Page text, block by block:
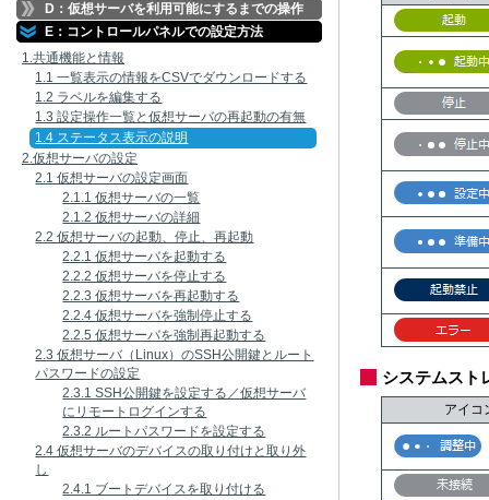
D：仮想サーバを利用可能にするまでの操作
E：コントロールパネルでの設定方法
1.共通機能と情報
1.1 一覧表示の情報をCSVでダウンロードする
1.2 ラベルを編集する
1.3 設定操作一覧と仮想サーバの再起動の有無
1.4 ステータス表示の説明
2.仮想サーバの設定
2.1 仮想サーバの設定画面
2.1.1 仮想サーバの一覧
2.1.2 仮想サーバの詳細
2.2 仮想サーバの起動、停止、再起動
2.2.1 仮想サーバを起動する
2.2.2 仮想サーバを停止する
2.2.3 仮想サーバを再起動する
2.2.4 仮想サーバを強制停止する
2.2.5 仮想サーバを強制再起動する
2.3 仮想サーバ（Linux）のSSH公開鍵とルート
パスワードの設定
2.3.1 SSH公開鍵を設定する／仮想サーバ
にリモートログインする
2.3.2 ルートパスワードを設定する
2.4 仮想サーバのデバイスの取り付けと取り外
し
2.4.1 ブートデバイスを取り付ける
システムスト
アイコ